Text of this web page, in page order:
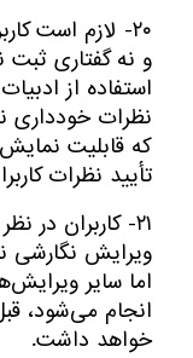
۲۰- لازم است
و نه گفتاری ثبت
استفاده از
نظرات خودداری
که قابلیت
تأیید نظرات
۲۱- کاربران در
ویرایش نگارشی
اما سایر
انجام می‌شود،
خواهد داشت.